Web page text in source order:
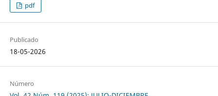
pdf
Publicado
18-05-2026
Número